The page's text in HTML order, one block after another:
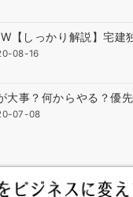
【しっかり解説】宅建
08-16
大事？何からやる？優
07-08